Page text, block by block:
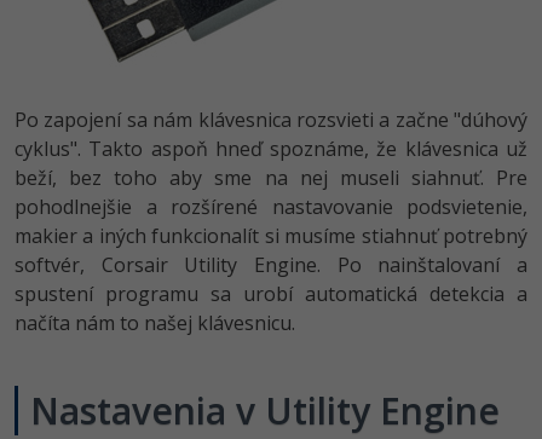
Po zapojení sa nám klávesnica rozsvieti a začne "dúhový
cyklus". Takto aspoň hneď spoznáme, že klávesnica už
beží, bez toho aby sme na nej museli siahnuť. Pre
pohodlnejšie a rozšírené nastavovanie podsvietenie,
makier a iných funkcionalít si musíme stiahnuť potrebný
softvér, Corsair Utility Engine. Po nainštalovaní a
spustení programu sa urobí automatická detekcia a
načíta nám to našej klávesnicu.
Nastavenia v Utility Engine